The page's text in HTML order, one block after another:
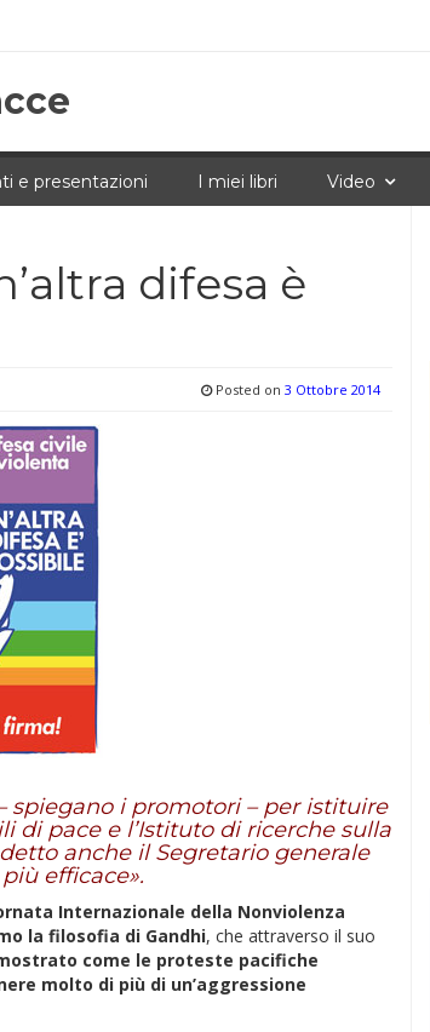
e presentazioni I miei libri Video
difesa è
Posted on 3 Ottobre 2014
spiegano i promotori – per istituire
di pace e l’Istituto di ricerche sulla
anche il Segretario generale
efficace».
Internazionale della Nonviolenza
la filosofia di Gandhi, che attraverso il suo
come le proteste pacifiche
molto di più di un’aggressione